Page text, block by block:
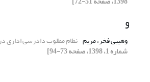
و
وهیبی فخر، مریم نظام مطلوب دادرسی اداری
شماره 1، 1398، صفحه 73-94]